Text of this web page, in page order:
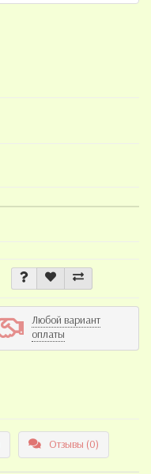
Любой вариант
оплаты
Отзывы (0)